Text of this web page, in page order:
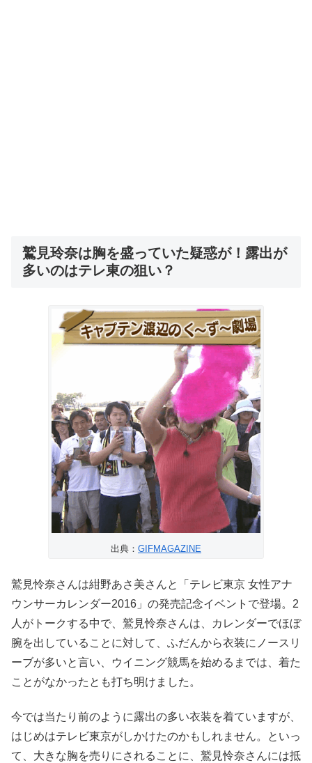
鷲見玲奈は胸を盛っていた疑惑が！露出が
多いのはテレ東の狙い？
出典： GIFMAGAZINE
鷲見怜奈さんは紺野あさ美さんと「テレビ東京 女性アナ
ウンサーカレンダー2016」の発売記念イベントで登場。2
人がトークする中で、鷲見怜奈さんは、カレンダーでほぼ
腕を出していることに対して、ふだんから衣装にノースリ
ーブが多いと言い、ウイニング競馬を始めるまでは、着た
ことがなかったとも打ち明けました。
今では当たり前のように露出の多い衣装を着ていますが、
はじめはテレビ東京がしかけたのかもしれません。といっ
て、大きな胸を売りにされることに、鷲見怜奈さんには抵